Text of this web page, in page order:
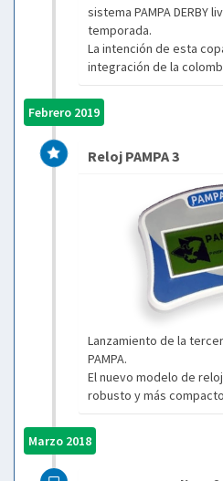
sistema PAMPA DERBY
temporada.
La intención de esta
integración de la
Febrero 2019
Reloj PAMPA 3
Lanzamiento de la
PAMPA.
El nuevo modelo de reloj
robusto y más
Marzo 2018